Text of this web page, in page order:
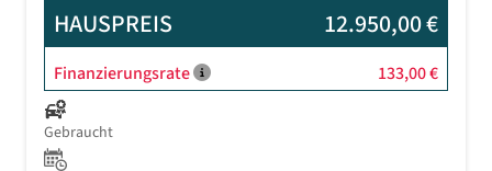
HAUSPREIS 12.950,00 €
Finanzierungsrate 133,00 €
Gebraucht